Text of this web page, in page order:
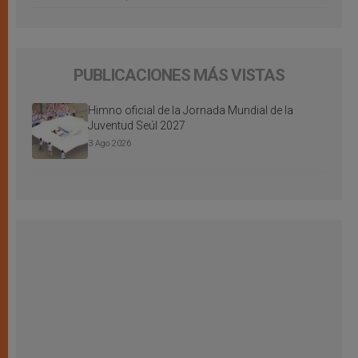
PUBLICACIONES MÁS VISTAS
Himno oficial de la Jornada Mundial de la
Juventud Seúl 2027
3 Ago 2026